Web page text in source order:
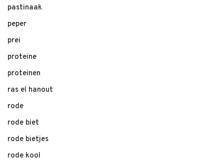
pastinaak
peper
prei
proteine
proteinen
ras el hanout
rode
rode biet
rode bietjes
rode kool